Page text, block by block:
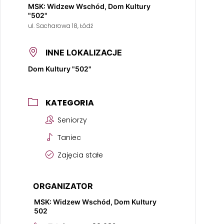
MSK: Widzew Wschód, Dom Kultury
"502"
ul. Sacharowa 18, Łódź
INNE LOKALIZACJE
Dom Kultury "502"
KATEGORIA
Seniorzy
Taniec
Zajęcia stałe
ORGANIZATOR
MSK: Widzew Wschód, Dom Kultury
502